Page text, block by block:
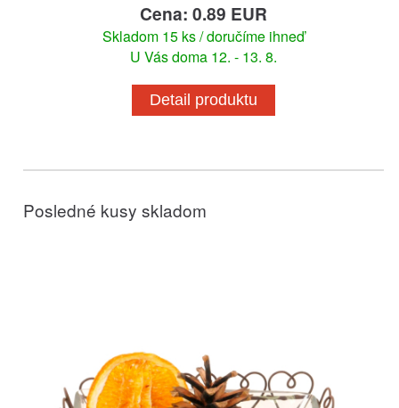
Cena: 0.89 EUR
Skladom 15 ks / doručíme ihneď
U Vás doma 12. - 13. 8.
Detail produktu
Posledné kusy skladom